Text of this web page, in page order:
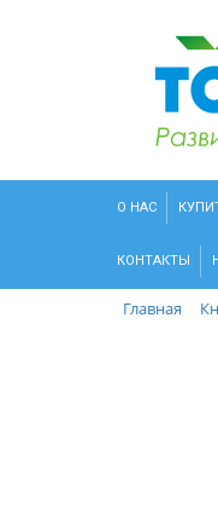
О НАС
КОНТАКТЫ
Главная